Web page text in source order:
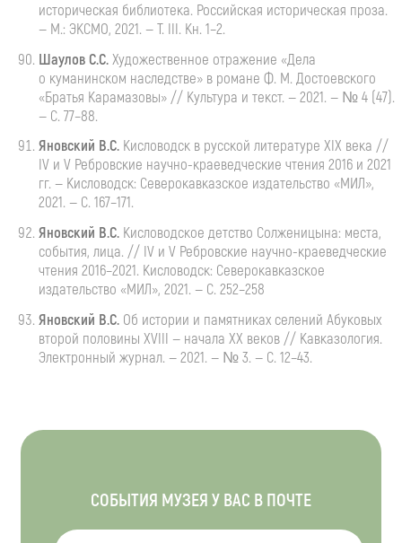
историческая библиотека. Российская историческая проза.
— М.: ЭКСМО, 2021. — Т. III. Кн. 1–2.
Шаулов С.С.Художественное отражение «Дела
о куманинском наследстве» в романе Ф. М. Достоевского
«Братья Карамазовы» // Культура и текст. — 2021. — № 4 (47).
— С. 77–88.
Яновский В.С. Кисловодск в русской литературе XIX века //
IV и V Ребровские научно-краеведческие чтения 2016 и 2021
гг. — Кисловодск: Северокавказское издательство «МИЛ»,
2021. — С. 167–171.
Яновский В.С. Кисловодское детство Солженицына: места,
события, лица. // IV и V Ребровские научно-краеведческие
чтения 2016–2021. Кисловодск: Северокавказское
издательство «МИЛ», 2021. — С. 252–258
Яновский В.С. Об истории и памятниках селений Абуковых
второй половины XVIII — начала ХХ веков // Кавказология.
Электронный журнал. — 2021. — № 3. — С. 12–43.
СОБЫТИЯ МУЗЕЯ У ВАС В ПОЧТЕ